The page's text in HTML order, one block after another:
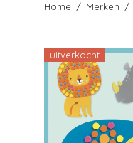
Home / Merken /
uitverkocht